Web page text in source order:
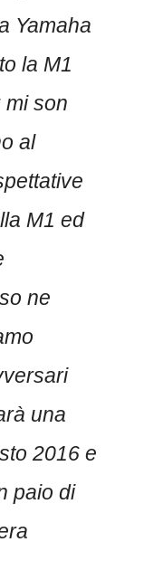
Yamaha
la M1
mi son
al
M1 ed
ne
una
2016 e
paio di